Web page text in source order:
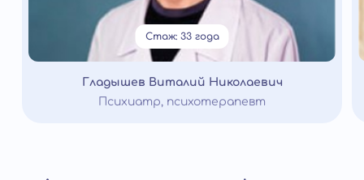
Стаж: 33 года
Гладышев Виталий Николаевич
Психиатр, психотерапевт